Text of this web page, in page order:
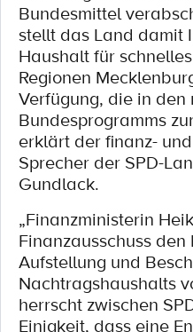
Bundesmittel
stellt das Land damit
Haushalt für
Regionen
Verfügung, die in den
Bundesprogramms
erklärt der finanz-
Sprecher der SPD-
Gundlack.
„Finanzministerin
Finanzausschuss
Aufstellung und
Nachtragshaushalts
herrscht zwischen
Einigkeit, dass eine